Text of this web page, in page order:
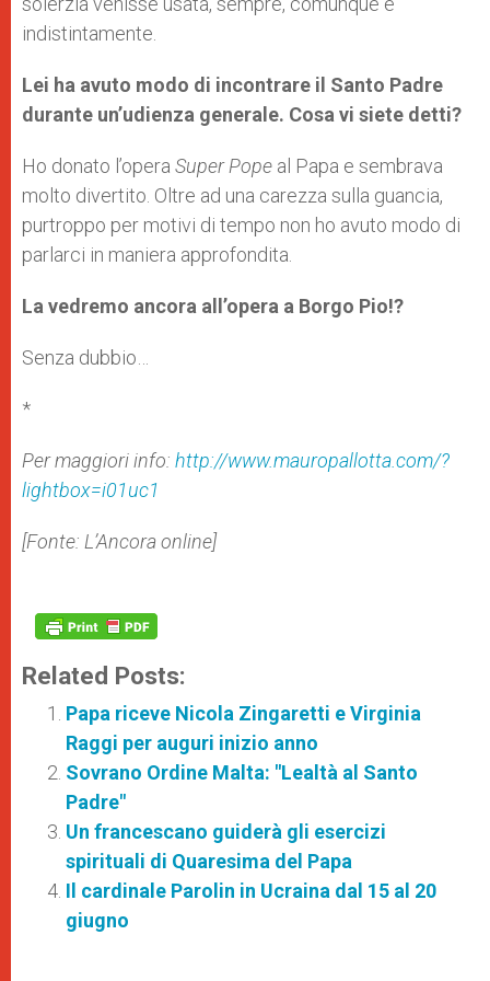
indistintamente.
Lei ha avuto modo di incontrare il Santo Padre
durante un’udienza generale. Cosa vi siete detti?
Ho donato l’opera Super Pope al Papa e sembrava
molto divertito. Oltre ad una carezza sulla guancia,
purtroppo per motivi di tempo non ho avuto modo di
parlarci in maniera approfondita.
La vedremo ancora all’opera a Borgo Pio!?
Senza dubbio…
*
Per maggiori info: http://www.mauropallotta.com/?
lightbox=i01uc1
[Fonte: L’Ancora online]
Related Posts:
Papa riceve Nicola Zingaretti e Virginia
Raggi per auguri inizio anno
Sovrano Ordine Malta: "Lealtà al Santo
Padre"
Un francescano guiderà gli esercizi
spirituali di Quaresima del Papa
Il cardinale Parolin in Ucraina dal 15 al 20
giugno